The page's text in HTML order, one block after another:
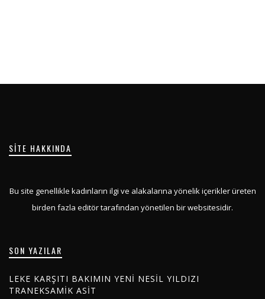
SITE HAKKINDA
Bu site genellikle kadınların ilgi ve alakalarına yönelik içerikler üreten
birden fazla editör tarafından yönetilen bir websitesidir.
SON YAZILAR
LEKE KARŞITI BAKIMIN YENI NESIL YILDIZI
TRANEKSAMIK ASIT